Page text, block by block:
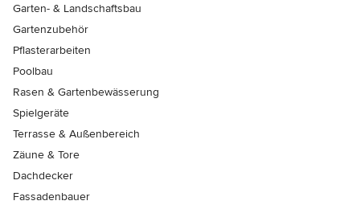
Garten- & Landschaftsbau
Gartenzubehör
Pflasterarbeiten
Poolbau
Rasen & Gartenbewässerung
Spielgeräte
Terrasse & Außenbereich
Zäune & Tore
Dachdecker
Fassadenbauer